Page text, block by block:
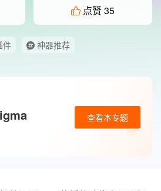
点赞35
件 神器推荐
查看本专题